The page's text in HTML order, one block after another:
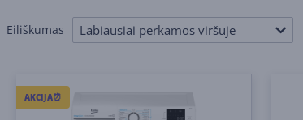
Eiliškumas Labiausiai perkamos viršuje
AKCIJA⏰